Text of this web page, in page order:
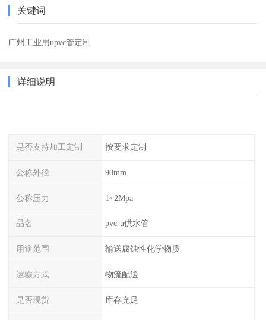
关键词
广州工业用upvc管定制
详细说明
是否支持加工定制 按要求定制
公称外径 90mm
公称压力 1~2Mpa
品名 pvc-u供水管
用途范围 输送腐蚀性化学物质
运输方式 物流配送
是否现货 库存充足